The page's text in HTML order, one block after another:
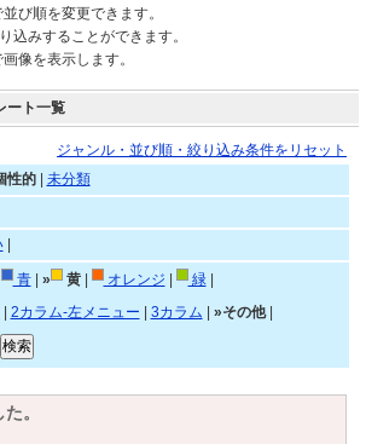
び順を変更できます。
込みすることができます。
像を表示します。
ート一覧
ジャンル・並び順・絞り込み条件をリセット
性的| 未分類
|
青| » 黄| オレンジ 緑|
2カラム-左メニュー 3カラム »その他|
。